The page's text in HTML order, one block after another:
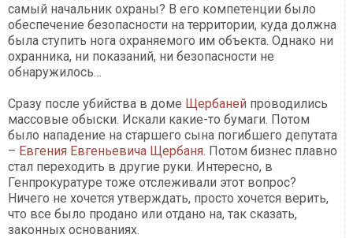
самый начальник охраны? В его компетенции было
обеспечение безопасности на территории, куда должна
была ступить нога охраняемого им объекта. Однако ни
охранника, ни показаний, ни безопасности не
обнаружилось…
Сразу после убийства в доме Щербаней проводились
массовые обыски. Искали какие-то бумаги. Потом
было нападение на старшего сына погибшего депутата
– Евгения Евгеньевича Щербаня. Потом бизнес плавно
стал переходить в другие руки. Интересно, в
Генпрокуратуре тоже отслеживали этот вопрос?
Ничего не хочется утверждать, просто хочется верить,
что все было продано или отдано на, так сказать,
законных основаниях.